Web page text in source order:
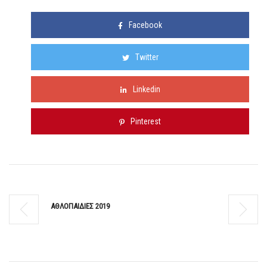
Facebook
Twitter
Linkedin
Pinterest
ΑΘΛΟΠΑΙΔΙΕΣ 2019